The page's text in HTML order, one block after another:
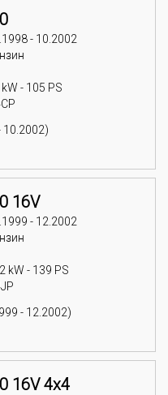
- 10.2002
- 105 PS
10.2002)
16V
- 12.2002
kW - 139 PS
- 12.2002)
16V 4x4